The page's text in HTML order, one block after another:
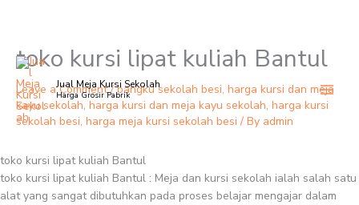
Skip
content
Jual Meja Kursi Sekolah
Harga Grosir Pabrik
toko kursi lipat kuliah Bantul
Leave a Comment /bangku sekolah besi, harga kursi dan meja
kayu sekolah, harga kursi dan meja kayu sekolah, harga kursi
sekolah besi, harga meja kursi sekolah besi / By admin
toko kursi lipat kuliah Bantul
toko kursi lipat kuliah Bantul : Meja dan kursi sekolah ialah salah satu
alat yang sangat dibutuhkan pada proses belajar mengajar dalam